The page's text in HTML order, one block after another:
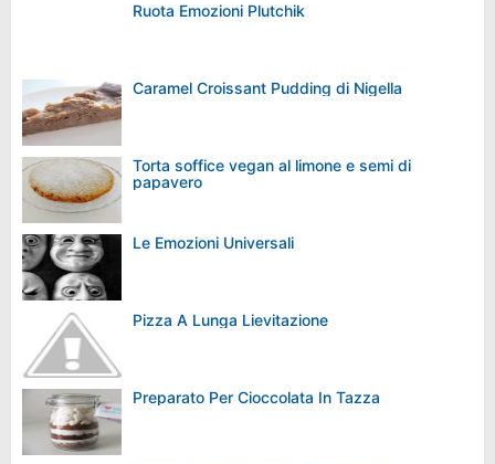
Ruota Emozioni Plutchik
Caramel Croissant Pudding di Nigella
Torta soffice vegan al limone e semi di
papavero
Le Emozioni Universali
Pizza A Lunga Lievitazione
Preparato Per Cioccolata In Tazza